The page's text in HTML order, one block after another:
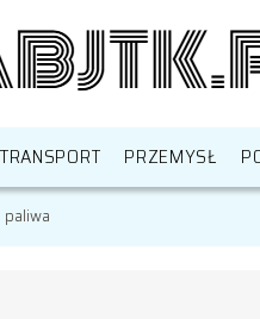
TRANSPORT PRZEMYSŁ
paliwa